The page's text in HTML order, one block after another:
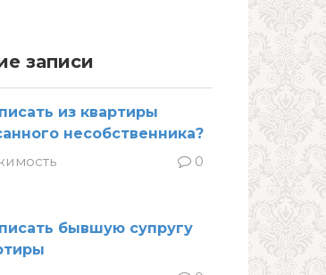
записи
из квартиры
несобственника?
0
бывшую супругу